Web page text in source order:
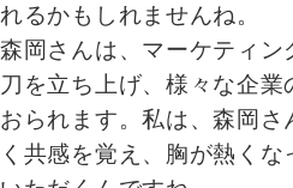
れるかもしれませんね。
森岡さんは、マーケティン
刀を立ち上げ、様々な企
おられます。私は、森岡
く共感を覚え、胸が熱く